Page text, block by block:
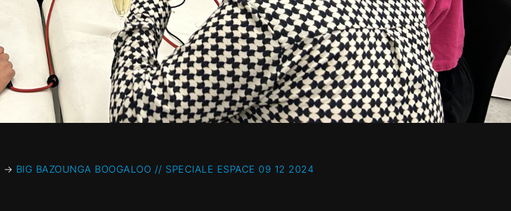
→ BIG BAZOUNGA BOOGALOO // SPECIALE ESPACE 09 12 2024